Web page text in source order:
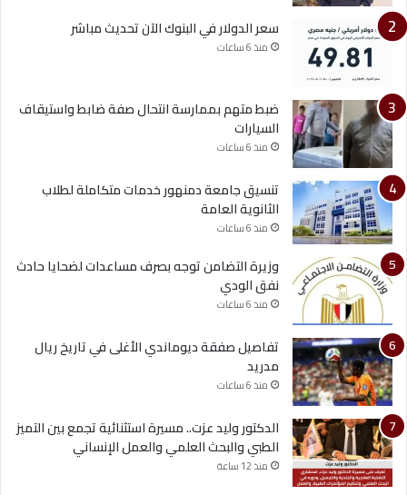
سعر الدولار في البنوك الآن تحديث مباشر
منذ 6 ساعات
ضبط متهم بممارسة انتحال صفة ضابط واستيقاف
السيارات
منذ 6 ساعات
تنسيق جامعة دمنهور خدمات متكاملة لطلاب
الثانوية العامة
منذ 6 ساعات
وزيرة التضامن توجه بصرف مساعدات لضحايا حادث
نفق الودي
منذ 6 ساعات
تفاصيل صفقة ديوماندي الأغلى في تاريخ ريال
مدريد
منذ 6 ساعات
الدكتور وليد عزت.. مسيرة استثنائية تجمع بين التميز
الطبي والبحث العلمي والعمل الإنساني
منذ 12 ساعة